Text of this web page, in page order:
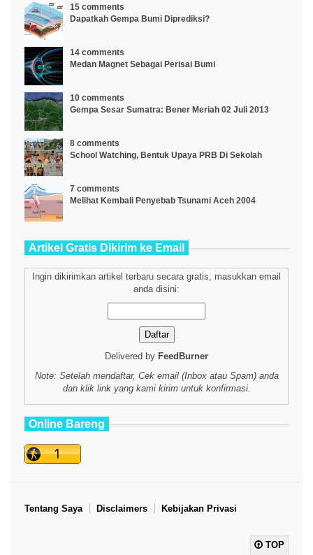
15 comments
Dapatkah Gempa Bumi Diprediksi?
14 comments
Medan Magnet Sebagai Perisai Bumi
10 comments
Gempa Sesar Sumatra: Bener Meriah 02 Juli 2013
8 comments
School Watching, Bentuk Upaya PRB Di Sekolah
7 comments
Melihat Kembali Penyebab Tsunami Aceh 2004
Artikel Gratis Dikirim ke Email
Ingin dikirimkan artikel terbaru secara gratis, masukkan email
anda disini:
Delivered by FeedBurner
Note: Setelah mendaftar, Cek email (Inbox atau Spam) anda
dan klik link yang kami kirim untuk konfirmasi.
Online Bareng
Tentang Saya Disclaimers Kebijakan Privasi
TOP